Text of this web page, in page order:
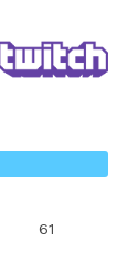
61